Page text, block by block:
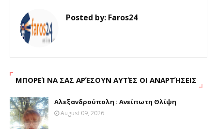
Posted by: Faros24
ΜΠΟΡΕΊ ΝΑ ΣΑΣ ΑΡΈΣΟΥΝ ΑΥΤΈΣ ΟΙ ΑΝΑΡΤΉΣΕΙΣ
Αλεξανδρούπολη : Ανείπωτη Θλίψη
August 09, 2026